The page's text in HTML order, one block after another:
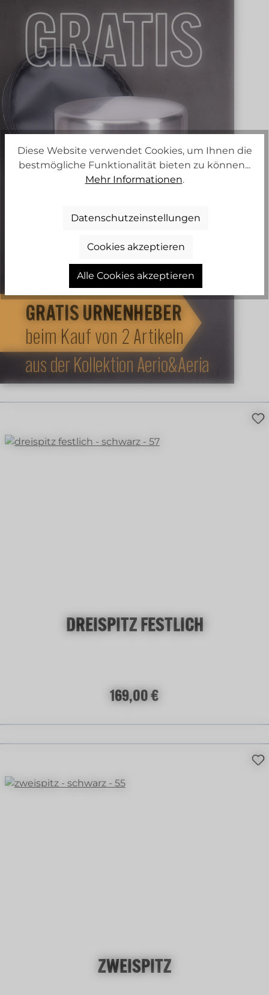
DREISPITZ FESTLICH
Regulärer Preis:
169,00 €
ZWEISPITZ
Diese Website verwendet Cookies, um Ihnen die
bestmögliche Funktionalität bieten zu können...
Mehr Informationen.
Datenschutzeinstellungen
Cookies akzeptieren
Alle Cookies akzeptieren